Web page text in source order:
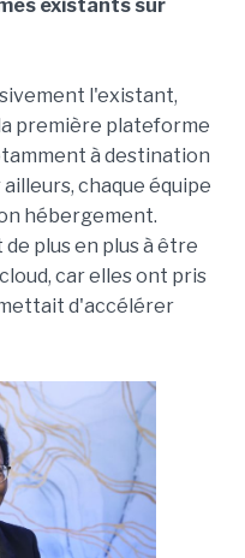
existants sur
l'existant,
première plateforme
à destination
chaque équipe
hébergement.
plus en plus à être
car elles ont pris
d'accélérer